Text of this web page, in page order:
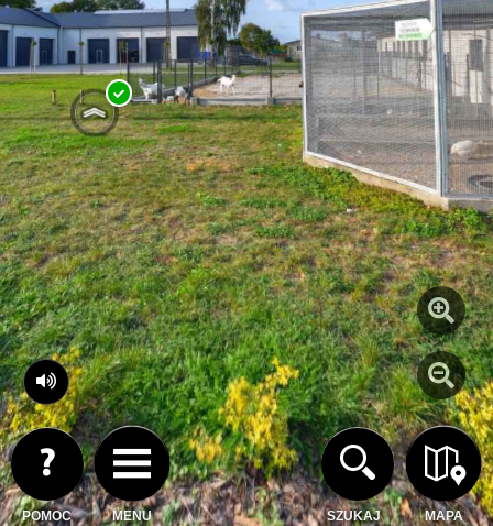
MENU MAPA
POMOC SZUKAJ